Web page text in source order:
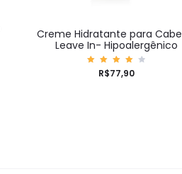
Creme Hidratante para
Leave In- Hipoalergênico
Avali
ação
R$77,90